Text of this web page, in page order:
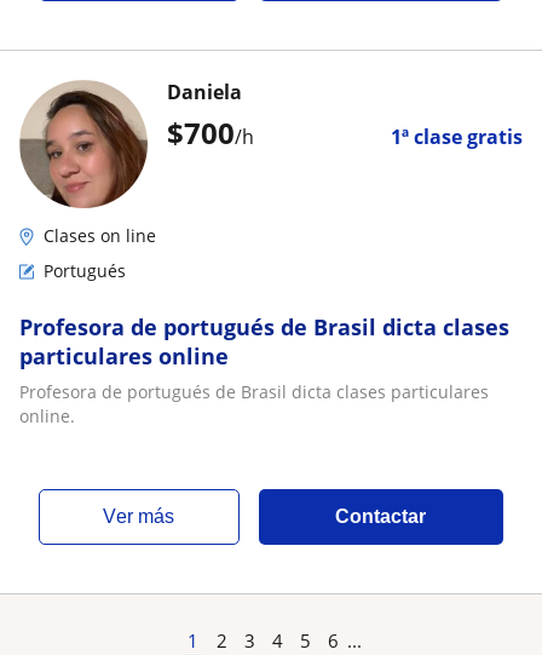
$700/h 1ª clase gratis
Daniela
Clases on line
Portugués
Profesora de portugués de Brasil dicta clases
particulares online
Profesora de portugués de Brasil dicta clases particulares
online.
ver más Contactar
1 2 3 4 5 6 ...